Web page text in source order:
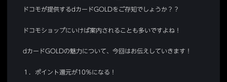
ドコモが提供するdカードGOLDをご存知でしょうか？？
ドコモショップにいけば案内されることも多いですよね！
dカードGOLDの魅力について、今回はお伝えしていきます！
１．ポイント還元が10％になる！